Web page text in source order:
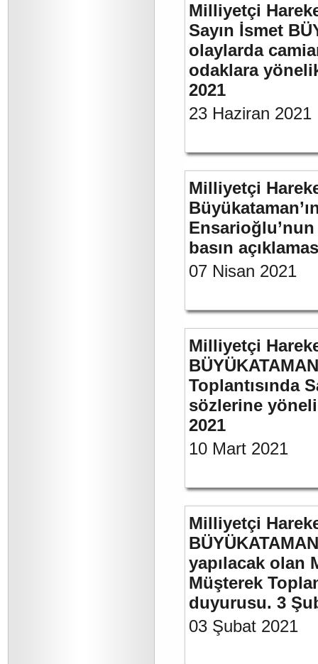
Milliyetçi
Sayın İsmet
olaylarda
odaklara
2021
23 Haziran 2021
Milliyetçi
Ensarioğlu’nun
basın
07 Nisan 2021
Milliyetçi
Toplantısında
sözlerine
2021
10 Mart 2021
Milliyetçi
yapılacak olan
Müşterek
duyurusu. 3
03 Şubat 2021